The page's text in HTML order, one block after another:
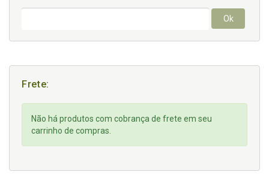
Ok
Frete:
Não há produtos com cobrança de frete em seu
carrinho de compras.